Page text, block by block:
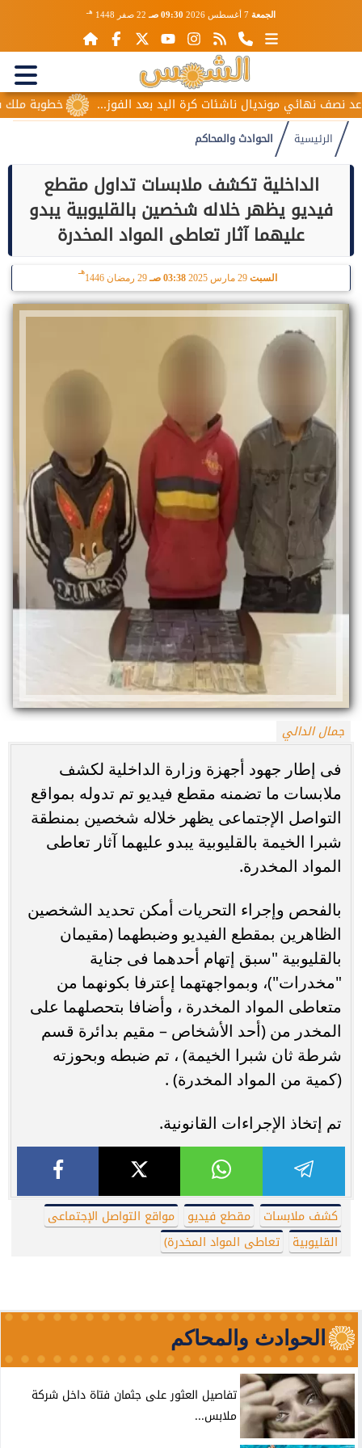
الجمعة 09:30 صـ 22 صفر 1448 هـ
خطوبة ملك نهائي مونديال ناشئات كرة اليد بعد الفوز...
الرئيسية الحوادث والمحاكم
الداخلية تكشف ملابسات تداول مقطع
فيديو يظهر خلاله شخصين بالقليوبية يبدو
عليهما آثار تعاطى المواد المخدرة
السبت 03:38 صـ 29 رمضان 1446
هـ
جمال الدالي
فى إطار جهود أجهزة وزارة الداخلية لكشف
ملابسات ما تضمنه مقطع فيديو تم تدوله بمواقع
التواصل الإجتماعى يظهر خلاله شخصين بمنطقة
شبرا الخيمة بالقليوبية يبدو عليهما آثار تعاطى
المواد المخدرة.
بالفحص وإجراء التحريات أمكن تحديد الشخصين
الظاهرين بمقطع الفيديو وضبطهما (مقيمان
بالقليوبية "سبق إتهام أحدهما فى جناية
"مخدرات")، وبمواجهتهما إعترفا بكونهما من
متعاطى المواد المخدرة ، وأضافا بتحصلهما على
المخدر من (أحد الأشخاص – مقيم بدائرة قسم
شرطة ثان شبرا الخيمة) ، تم ضبطه وبحوزته
(كمية من المواد المخدرة) .
تم إتخاذ الإجراءات القانونية.
كشف ملابسات مقطع فيديو
مواقع التواصل الإجتماعى
القليوبية
تعاطى المواد المخدرة)
الحوادث والمحاكم
تفاصيل العثور على جثمان فتاة داخل شركة
ملابس...